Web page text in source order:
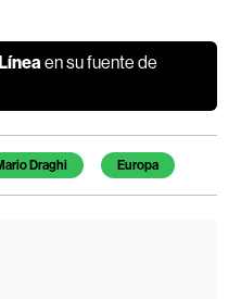
en su fuente de
Draghi Europa